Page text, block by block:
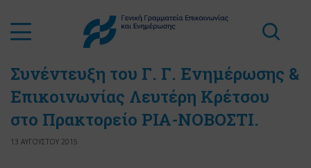
Συνέντευξη του Γ. Γ. Ενημέρωσης &
Επικοινωνίας Λευτέρη Κρέτσου
στο Πρακτορείο ΡΙΑ-ΝΟΒΟΣΤΙ.
13 ΑΥΓΟΥΣΤΟΥ 2015